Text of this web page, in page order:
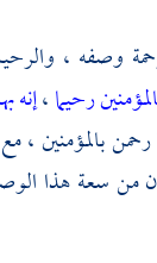
وصفه ،
رحيما،إنه
بالمؤمنين ،
من سعة هذا